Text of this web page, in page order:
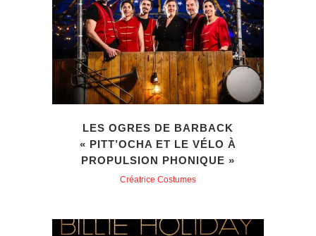
LES OGRES DE BARBACK
« PITT’OCHA ET LE VÉLO À
PROPULSION PHONIQUE »
Créatrice Costumes